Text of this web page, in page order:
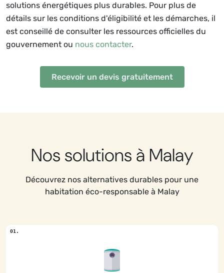
solutions énergétiques plus durables. Pour plus de
détails sur les conditions d'éligibilité et les démarches, il
est conseillé de consulter les ressources officielles du
gouvernement ou nous contacter.
Recevoir un devis gratuitement
Nos solutions à Malay
Découvrez nos alternatives durables pour une
habitation éco-responsable à Malay